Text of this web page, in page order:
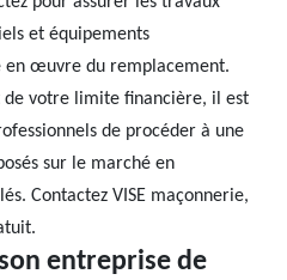
et équipements
en œuvre du remplacement.
de votre limite financière, il est
de procéder à une
sur le marché en
Contactez VISE maçonnerie,
entreprise de